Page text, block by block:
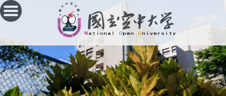
跳
到
要
內
容
區